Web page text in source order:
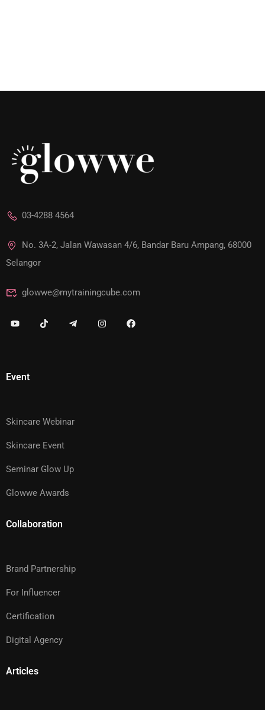
03-4288 4564
No. 3A-2, Jalan Wawasan 4/6, Bandar Baru Ampang, 68000
Selangor
glowwe@mytrainingcube.com
Event
Skincare Webinar
Skincare Event
Seminar Glow Up
Glowwe Awards
Collaboration
Brand Partnership
For Influencer
Certification
Digital Agency
Articles